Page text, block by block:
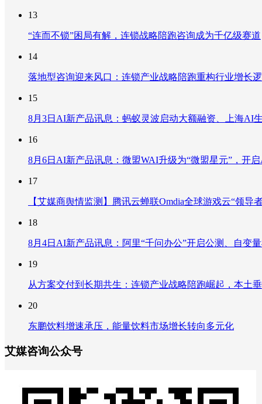
13
“连而不锁”困局有解，连锁战略陪跑咨询成为千亿级赛道
14
落地型咨询迎来风口：连锁产业战略陪跑重构行业增
15
8月3日AI新产品讯息：蚂蚁灵波启动大额融资、上海AI
16
8月6日AI新产品讯息：微盟WAI升级为“微盟星元”，开
17
【艾媒商舆情监测】腾讯云蝉联Omdia全球游戏云“领
18
8月4日AI新产品讯息：阿里“千问办公”开启公测、自变
19
从方案交付到长期共生：连锁产业战略陪跑崛起，本土
20
东鹏饮料增速承压，能量饮料市场增长转向多元化
艾媒咨询公众号